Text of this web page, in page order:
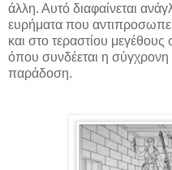
άλλη. Αυτό διαφαίνεται
ευρήματα που
και στο τεραστίου
όπου συνδέεται η σύγχρονη
παράδοση.